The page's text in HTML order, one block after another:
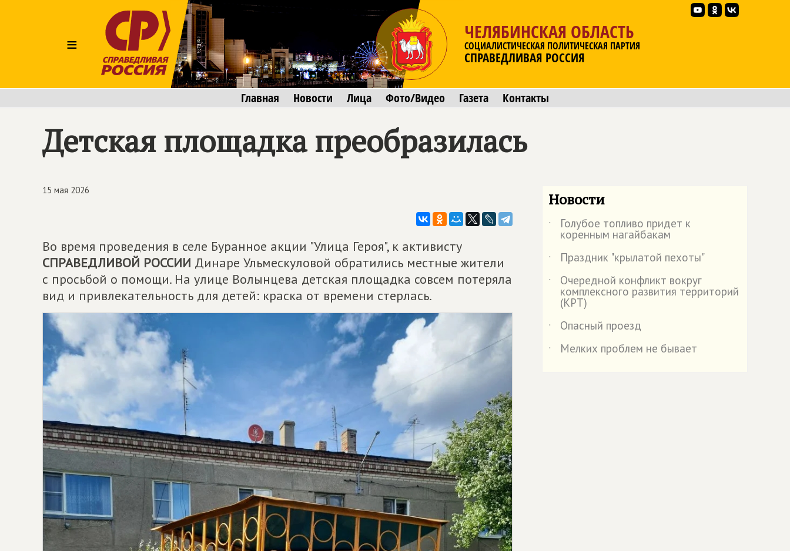
≡
ЧЕЛЯБИНСКАЯ ОБЛАСТЬ
СОЦИАЛИСТИЧЕСКАЯ ПОЛИТИЧЕСКАЯ ПАРТИЯ
СПРАВЕДЛИВАЯ РОССИЯ
Главная Новости Лица Фото/Видео Газета Контакты
Детская площадка преобразилась
15 мая 2026
Во время проведения в селе Буранное акции "Улица Героя", к активисту
СПРАВЕДЛИВОЙ РОССИИ Динаре Ульмескуловой обратились местные жители
с просьбой о помощи. На улице Волынцева детская площадка совсем потеряла
вид и привлекательность для детей: краска от времени стерлась.
Новости
˙ Голубое топливо придет к
коренным нагайбакам
˙
Праздник "крылатой пехоты"
˙
Очередной конфликт вокруг
комплексного развития территорий
(КРТ)
˙
Опасный проезд
˙
Мелких проблем не бывает